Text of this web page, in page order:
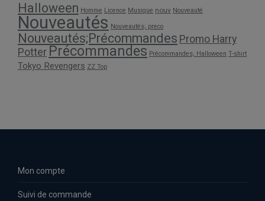
Halloween Homme Licence Musique nouv Nouveauté
Nouveautés Nouveautés; preco
Nouveautés;Précommandes Promo Harry
Potter Précommandes Précommandes; Halloween T-shirt
Tokyo Revengers ZZ Top
Mon compte
Suivi de commande